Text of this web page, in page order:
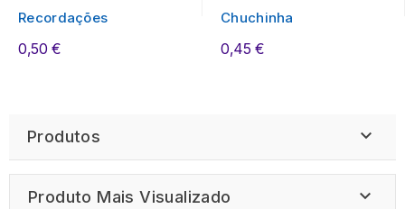
Recordações
0,50 €
Chuchinha
0,45 €
Produtos 
Produto Mais Visualizado 